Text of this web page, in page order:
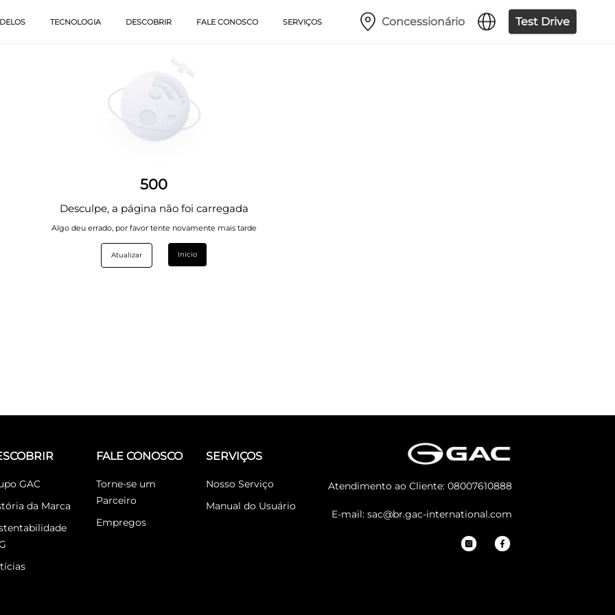
TECNOLOGIA DESCOBRIR FALE CONOSCO SERVIÇOS Concessionário Test Drive
500
Desculpe, a página não foi carregada
Algo deu errado, por favor tente novamente mais tarde
Atualizar Início
GAC
da Marca
FALE CONOSCO
Torne-se um
Parceiro
Empregos
SERVIÇOS
Nosso Serviço
Manual do Usuário
Atendimento ao Cliente: 08007610888
E-mail: sac@br.gac-international.com